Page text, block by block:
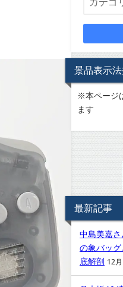
景品表示
※本ページ
ます
最新記事
中島美嘉
の象バッ
底解剖 12